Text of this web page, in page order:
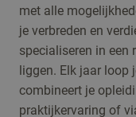
met alle
je verbreden en
specialiseren in een
liggen. Elk jaar loop
combineert je
praktijkervaring of